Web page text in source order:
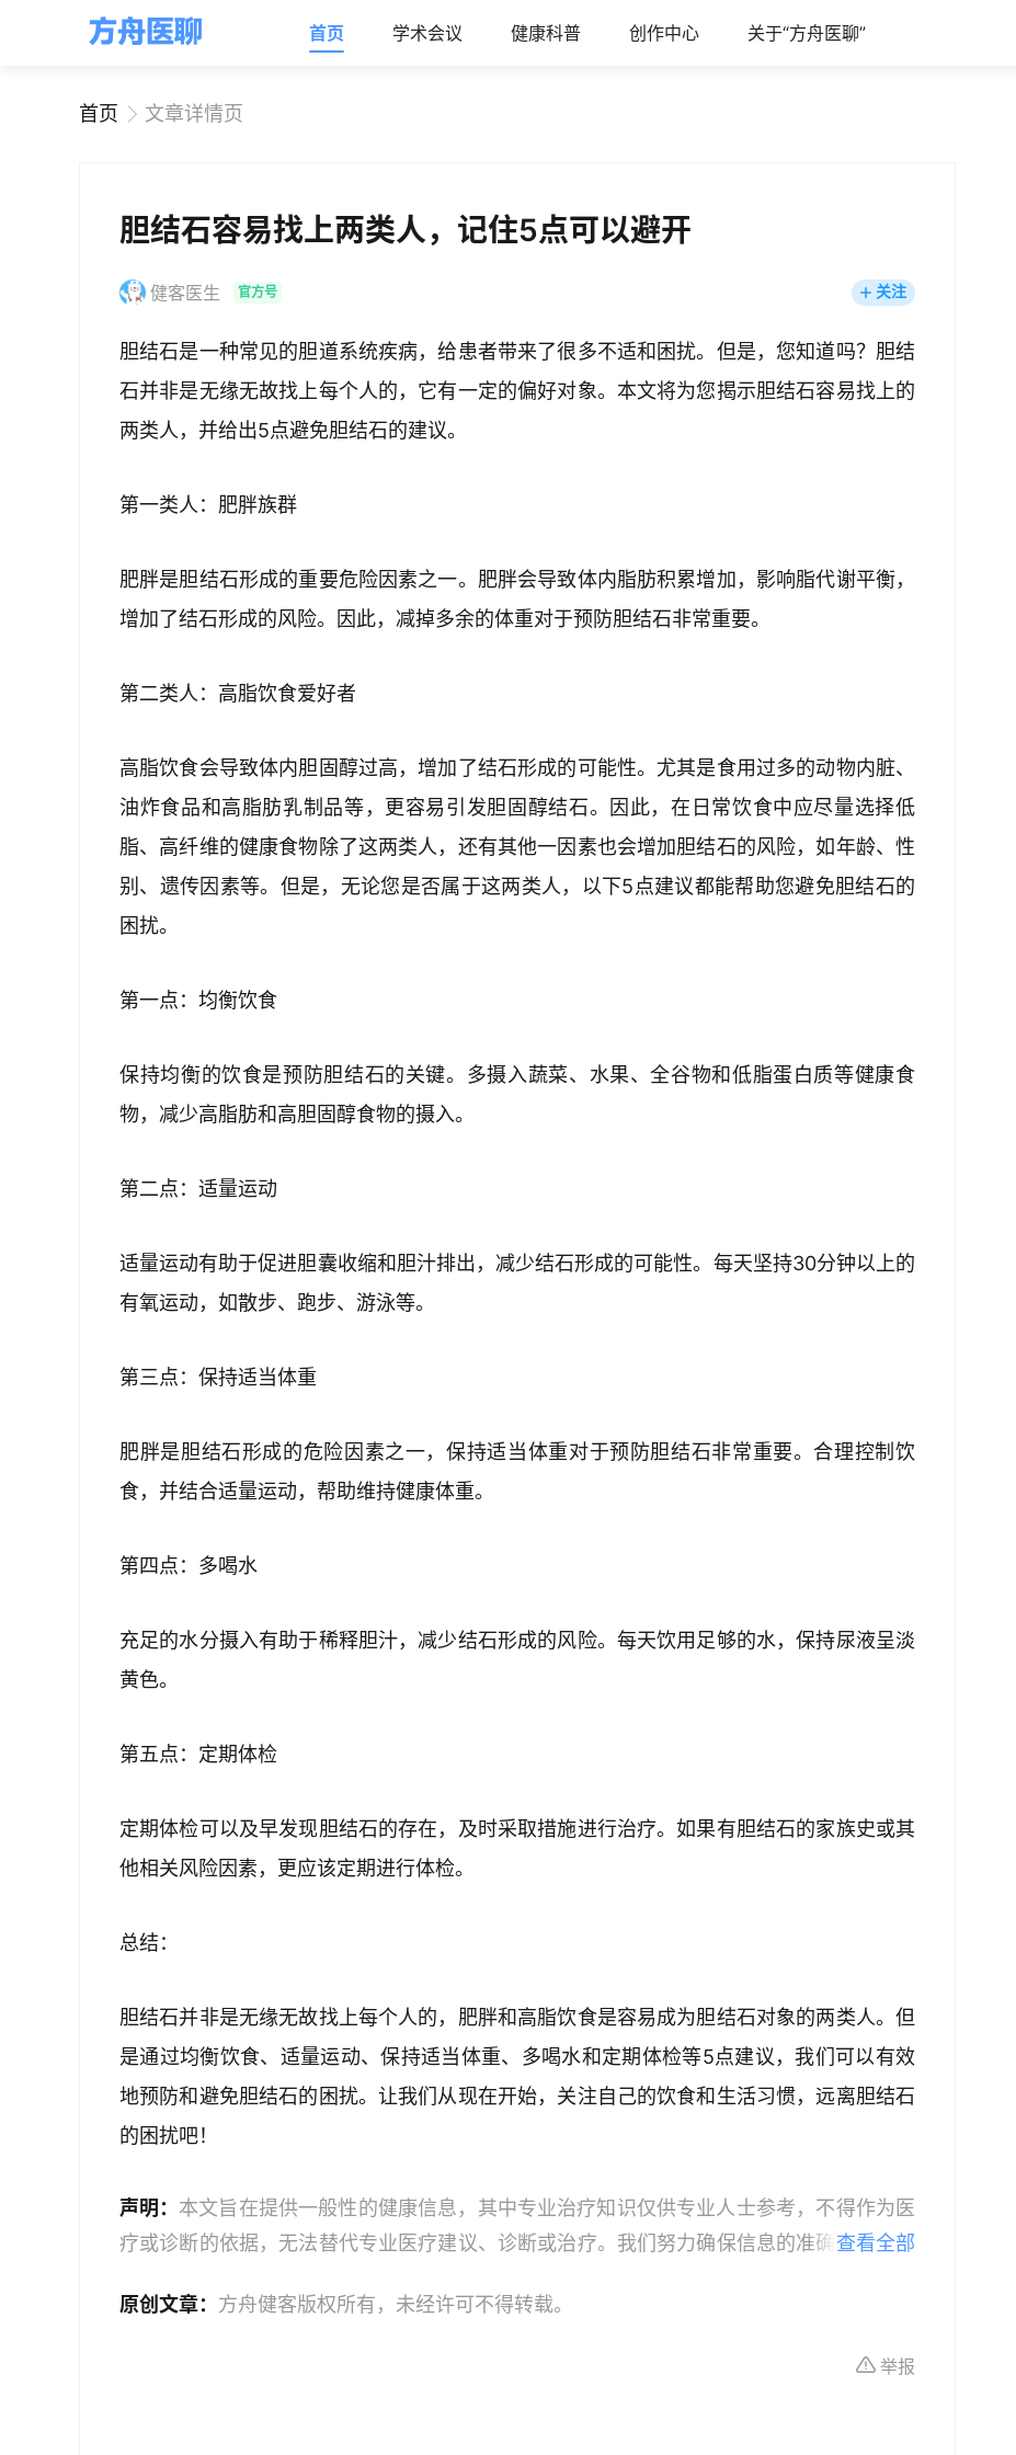
首页 学术会议 健康科普 创作中心 关于“方舟医聊”
首页 文章详情页
胆结石容易找上两类人，记住5点可以避开
健客医生 官方号 关注
胆结石是一种常见的胆道系统疾病，给患者带来了很多不适和困扰。但是，您知道吗？胆结
石并非是无缘无故找上每个人的，它有一定的偏好对象。本文将为您揭示胆结石容易找上的
两类人，并给出5点避免胆结石的建议。
第一类人：肥胖族群
肥胖是胆结石形成的重要危险因素之一。肥胖会导致体内脂肪积累增加，影响脂代谢平衡，
增加了结石形成的风险。因此，减掉多余的体重对于预防胆结石非常重要。
第二类人：高脂饮食爱好者
高脂饮食会导致体内胆固醇过高，增加了结石形成的可能性。尤其是食用过多的动物内脏、
油炸食品和高脂肪乳制品等，更容易引发胆固醇结石。因此，在日常饮食中应尽量选择低
脂、高纤维的健康食物除了这两类人，还有其他一因素也会增加胆结石的风险，如年龄、性
别、遗传因素等。但是，无论您是否属于这两类人，以下5点建议都能帮助您避免胆结石的
困扰。
第一点：均衡饮食
保持均衡的饮食是预防胆结石的关键。多摄入蔬菜、水果、全谷物和低脂蛋白质等健康食
物，减少高脂肪和高胆固醇食物的摄入。
第二点：适量运动
适量运动有助于促进胆囊收缩和胆汁排出，减少结石形成的可能性。每天坚持30分钟以上的
有氧运动，如散步、跑步、游泳等。
第三点：保持适当体重
肥胖是胆结石形成的危险因素之一，保持适当体重对于预防胆结石非常重要。合理控制饮
食，并结合适量运动，帮助维持健康体重。
第四点：多喝水
充足的水分摄入有助于稀释胆汁，减少结石形成的风险。每天饮用足够的水，保持尿液呈淡
黄色。
第五点：定期体检
定期体检可以及早发现胆结石的存在，及时采取措施进行治疗。如果有胆结石的家族史或其
他相关风险因素，更应该定期进行体检。
总结：
胆结石并非是无缘无故找上每个人的，肥胖和高脂饮食是容易成为胆结石对象的两类人。但
是通过均衡饮食、适量运动、保持适当体重、多喝水和定期体检等5点建议，我们可以有效
地预防和避免胆结石的困扰。让我们从现在开始，关注自己的饮食和生活习惯，远离胆结石
的困扰吧！
声明： 本文旨在提供一般性的健康信息，其中专业治疗知识仅供专业人士参考，不得作为医
疗或诊断的依据，无法替代专业医疗建议、诊断或治疗。我们努力确保信息的准确性，但本
策时，应咨询合格的医疗专业人员。对于依据本文内容采取的任何行动，本文作者、出版方
查看全部
原创文章： 方舟健客版权所有，未经许可不得转载。
举报